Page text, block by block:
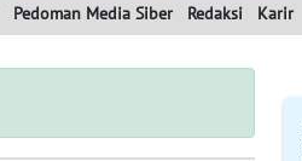
Pedoman Media Siber Redaksi Karir